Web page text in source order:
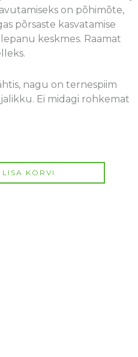
on põhimõte,
põrsaste kasvatamise
keskmes. Raamat
nagu on ternespiim
Ei midagi rohkemat
LISA KORVI